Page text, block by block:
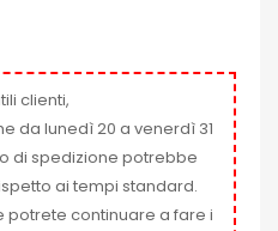
clienti,
da lunedì 20 a venerdì 31
di spedizione potrebbe
ai tempi standard.
potrete continuare a fare i